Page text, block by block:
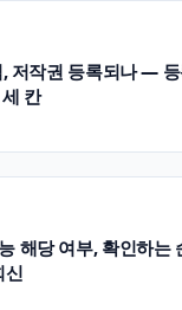
저작권 등록되나 —
칸
해당 여부, 확인하는
신